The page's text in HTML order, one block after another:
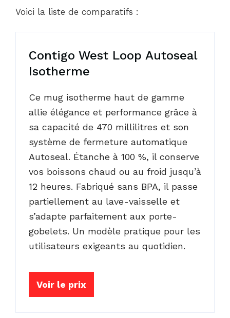
Voici la liste de comparatifs :
Contigo West Loop Autoseal
Isotherme
Ce mug isotherme haut de gamme
allie élégance et performance grâce à
sa capacité de 470 millilitres et son
système de fermeture automatique
Autoseal. Étanche à 100 %, il conserve
vos boissons chaud ou au froid jusqu’à
12 heures. Fabriqué sans BPA, il passe
partiellement au lave-vaisselle et
s’adapte parfaitement aux porte-
gobelets. Un modèle pratique pour les
utilisateurs exigeants au quotidien.
Voir le prix